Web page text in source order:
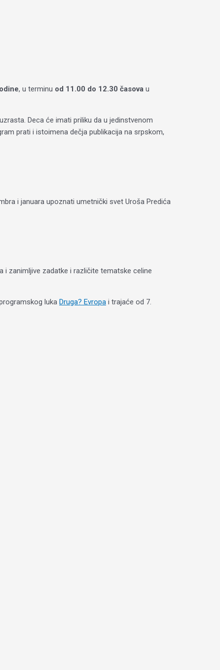
, u terminu od 11.00 do 12.30 časova u
Deca će imati priliku da u jedinstvenom
prati i istoimena dečja publikacija na srpskom,
i januara upoznati umetnički svet Uroša Predića
i zanimljive zadatke i različite tematske celine
luka Druga? Evropa i trajaće od 7.